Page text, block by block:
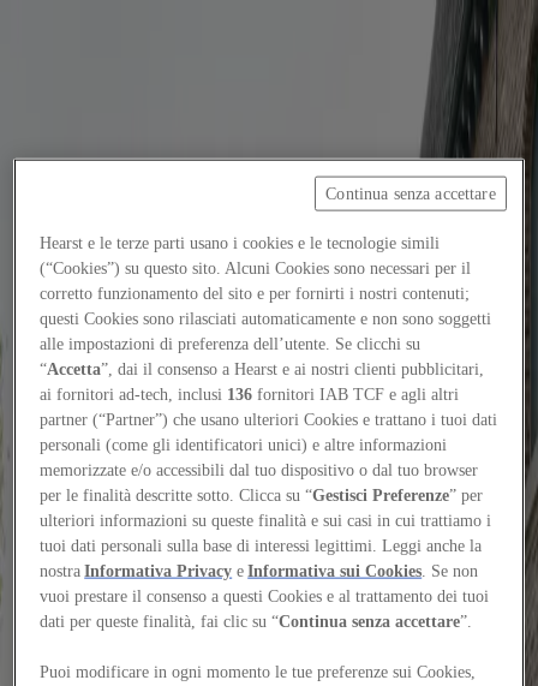
Log in
Home
Focus-on
Tetto / Escoleta De Muro di Bos Arquitectes
Elements
Tetto / Escoleta De Muro di Bos
Arquitectes
Una sequenza di volte ribassate rivestite in ceramica
definisce una copertura in grado di mediare tra
Hearst e le terze parti usano i cookies e le tecnologie simili
(“Cookies”) su questo sito. Alcuni Cookies sono necessari per il
corretto funzionamento del sito e per fornirti i nostri contenuti;
questi Cookies sono rilasciati automaticamente e non sono soggetti
alle impostazioni di preferenza dell’utente. Se clicchi su
“Accetta”, dai il consenso a Hearst e ai nostri clienti pubblicitari,
ai fornitori ad-tech, inclusi 136 fornitori IAB TCF e agli altri
partner (“Partner”) che usano ulteriori Cookies e trattano i tuoi dati
personali (come gli identificatori unici) e altre informazioni
memorizzate e/o accessibili dal tuo dispositivo o dal tuo browser
per le finalità descritte sotto. Clicca su “Gestisci Preferenze” per
ulteriori informazioni su queste finalità e sui casi in cui trattiamo i
tuoi dati personali sulla base di interessi legittimi. Leggi anche la
nostraInformativa Privacy eInformativa sui Cookies . Se non
vuoi prestare il consenso a questi Cookies e al trattamento dei tuoi
dati per queste finalità, fai clic su “Continua senza accettare”.
Puoi modificare in ogni momento le tue preferenze sui Cookies,
Continua senza accettare